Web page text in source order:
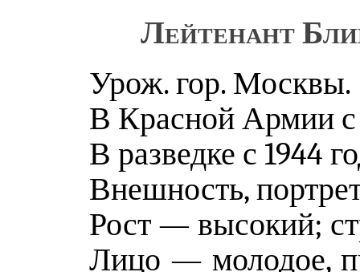
Лейтенант
Урож. гор. Москвы.
В Красной Армии с
В разведке с 1944
Внешность,
Рост — высокий;
Лицо — молодое,